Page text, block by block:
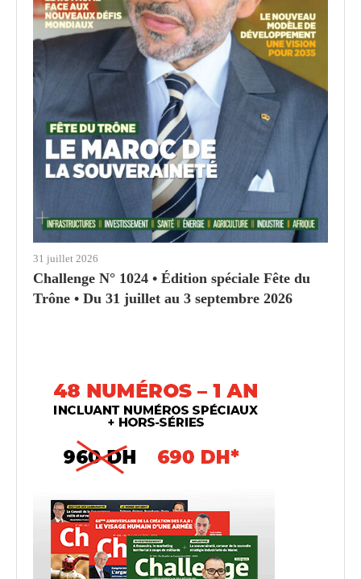
31 juillet 2026
Challenge N° 1024 • Édition spéciale Fête du
Trône • Du 31 juillet au 3 septembre 2026